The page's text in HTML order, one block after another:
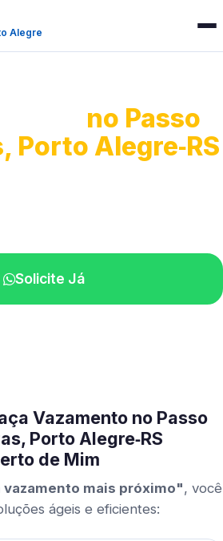
Alegre
no Passo
Porto Alegre‑RS
Solicite Já
Vazamento no Passo
Porto Alegre‑RS
de Mim
vazamento mais próximo", você
ágeis e eficientes: